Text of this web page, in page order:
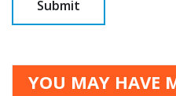
YOU MAY HAVE